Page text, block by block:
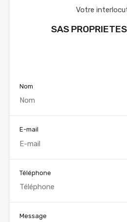
Votre
SAS
Nom
E-mail
Téléphone
Message